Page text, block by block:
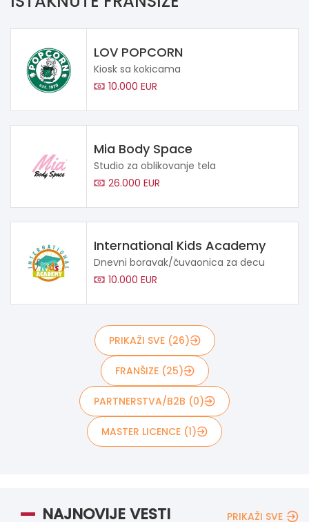
LOV POPCORN
Kiosk sa kokicama
10.000 EUR
Mia Body Space
Studio za oblikovanje tela
26.000 EUR
International Kids Academy
Dnevni boravak/čuvaonica za decu
10.000 EUR
PRIKAŽI SVE (26)
FRANŠIZE (25)
PARTNERSTVA/B2B (0)
MASTER LICENCE (1)
NAJNOVIJE VESTI PRIKAŽI SVE